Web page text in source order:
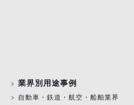
業界別用途事例
自動車・鉄道・航空・船舶業界